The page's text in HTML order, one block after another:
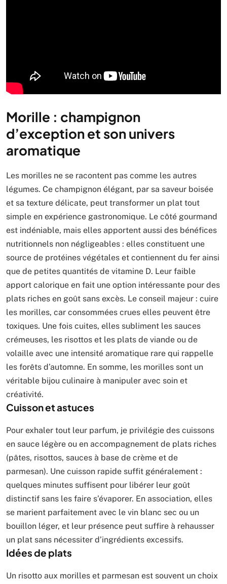
Morille : champignon
d’exception et son univers
aromatique
Les morilles ne se racontent pas comme les autres
légumes. Ce champignon élégant, par sa saveur boisée
et sa texture délicate, peut transformer un plat tout
simple en expérience gastronomique. Le côté gourmand
est indéniable, mais elles apportent aussi des bénéfices
nutritionnels non négligeables : elles constituent une
source de protéines végétales et contiennent du fer ainsi
que de petites quantités de vitamine D. Leur faible
apport calorique en fait une option intéressante pour des
plats riches en goût sans excès. Le conseil majeur : cuire
les morilles, car consommées crues elles peuvent être
toxiques. Une fois cuites, elles subliment les sauces
crémeuses, les risottos et les plats de viande ou de
volaille avec une intensité aromatique rare qui rappelle
les forêts d’automne. En somme, les morilles sont un
véritable bijou culinaire à manipuler avec soin et
créativité.
Cuisson et astuces
Pour exhaler tout leur parfum, je privilégie des cuissons
en sauce légère ou en accompagnement de plats riches
(pâtes, risottos, sauces à base de crème et de
parmesan). Une cuisson rapide suffit généralement :
quelques minutes suffisent pour libérer leur goût
distinctif sans les faire s’évaporer. En association, elles
se marient parfaitement avec le vin blanc sec ou un
bouillon léger, et leur présence peut suffire à rehausser
un plat sans nécessiter d’ingrédients excessifs.
Idées de plats
Un risotto aux morilles et parmesan est souvent un choix